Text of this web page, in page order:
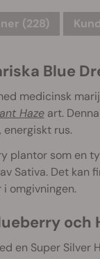
(228)
Blue
medicinsk
Hazeart.
rus.
plantor som en
Sativa. Det kan
omgivningen.
och
en Super Silver